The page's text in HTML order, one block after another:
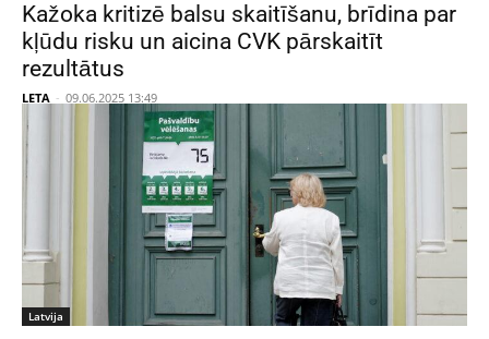
Kažoka kritizē balsu skaitīšanu, brīdina par
kļūdu risku un aicina CVK pārskaitīt
rezultātus
LETA - 09.06.2025 13:49
Latvija